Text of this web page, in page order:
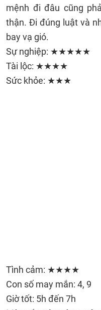
mệnh đi đâu cũng
thận. Đi đúng luật và
bay vạ gió.
Sự nghiệp: ★★★★★
Tài lộc: ★★★★
Sức khỏe: ★★★
Tình cảm: ★★★★
Con số may mắn: 4, 9
Giờ tốt: 5h đến 7h